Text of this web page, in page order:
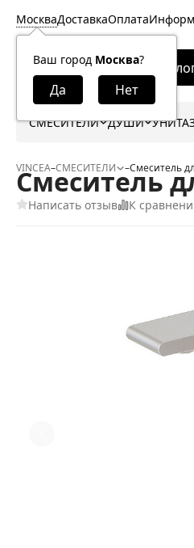
Москва
Ваш город Москва?
ДоставкаОплата
СМЕСИТЕЛИ ДУШИ
VINCEA–СМЕСИТЕЛИ –Смеситель
Смеситель
Написать отзыв К